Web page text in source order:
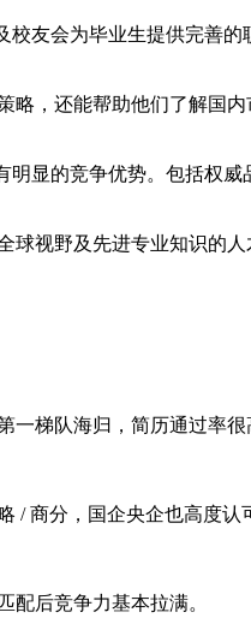
友会为毕业生提供完善
，还能帮助他们了解国内
显的竞争优势。包括权
球视野及先进专业知识的
梯队海归，简历通过率很
/ 商分，国企央企也高度认
配后竞争力基本拉满。